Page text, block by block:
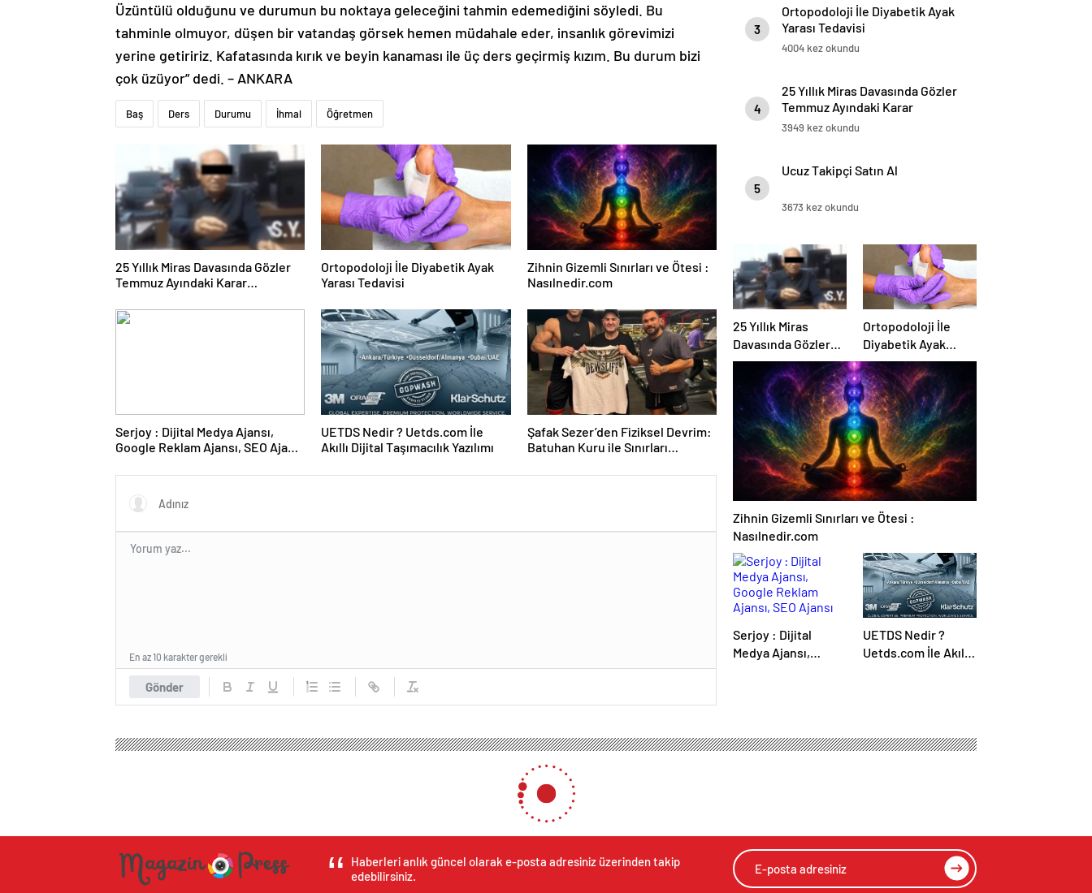
Üzüntülü olduğunu ve durumun bu noktaya geleceğini tahmin edemediğini söyledi. Bu
tahminle olmuyor, düşen bir vatandaş görsek hemen müdahale eder, insanlık görevimizi
yerine getiririz. Kafatasında kırık ve beyin kanaması ile üç ders geçirmiş kızım. Bu durum bizi
çok üzüyor” dedi. – ANKARA
Baş Ders Durumu İhmal Öğretmen
25 Yıllık Miras Davasında Gözler
Temmuz Ayındaki Karar
Ortopodoloji İle Diyabetik Ayak
Yarası Tedavisi
Zihnin Gizemli Sınırları ve Ötesi :
Nasılnedir.com
Serjoy : Dijital Medya Ajansı,
Google Reklam Ajansı, SEO Ajansı
UETDS Nedir ? Uetds.com İle
Akıllı Dijital Taşımacılık Yazılımı
Şafak Sezer’den Fiziksel Devrim:
Batuhan Kuru ile Sınırları
Gönder
En az 10 karakter gerekli
3
Ortopodoloji İle Diyabetik Ayak
Yarası Tedavisi
4004 kez okundu
4
25 Yıllık Miras Davasında Gözler
Temmuz Ayındaki Karar
Duruşmasına Çevrildi
3949 kez okundu
5
Ucuz Takipçi Satın Al
3673 kez okundu
25 Yıllık Miras
Davasında Gözler
Temmuz Ayındaki
Karar Duruşmasına
Çevrildi
Ortopodoloji İle
Diyabetik Ayak
Yarası Tedavisi
Zihnin Gizemli Sınırları ve Ötesi :
Nasılnedir.com
Serjoy : Dijital
Medya Ajansı,
UETDS Nedir ?
Uetds.com İle Akıllı
Haberleri anlık güncel olarak e-posta adresiniz üzerinden takip
edebilirsiniz.